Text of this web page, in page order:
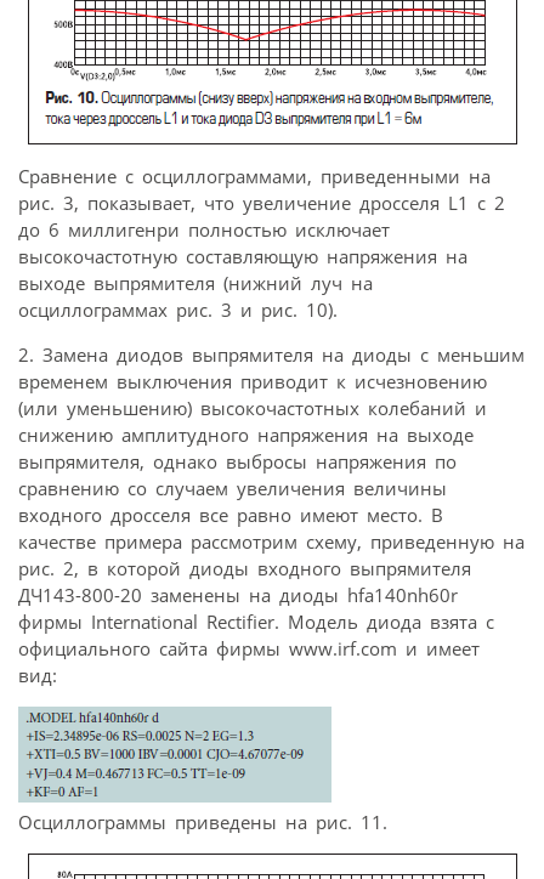
Сравнение с осциллограммами, приведенными на
рис. 3, показывает, что увеличение дросселя L1 с 2
до 6 миллигенри полностью исключает
высокочастотную составляющую напряжения на
выходе выпрямителя (нижний луч на
осциллограммах рис. 3 и рис. 10).
2. Замена диодов выпрямителя на диоды с меньшим
временем выключения приводит к исчезновению
(или уменьшению) высокочастотных колебаний и
снижению амплитудного напряжения на выходе
выпрямителя, однако выбросы напряжения по
сравнению со случаем увеличения величины
входного дросселя все равно имеют место. В
качестве примера рассмотрим схему, приведенную на
рис. 2, в которой диоды входного выпрямителя
ДЧ143-800-20 заменены на диоды hfa140nh60r
фирмы International Rectifier. Модель диода взята с
официального сайта фирмы www.irf.com и имеет
вид:
Осциллограммы приведены на рис. 11.